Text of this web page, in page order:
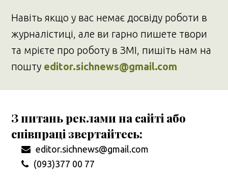
Навіть якщо у вас немає досвіду роботи в
журналістиці, але ви гарно пишете твори
та мрієте про роботу в ЗМІ, пишіть нам на
пошту editor.sichnews@gmail.com
З питань реклами на сайті або
співпраці звертайтесь:
editor.sichnews@gmail.com
(093)377 00 77